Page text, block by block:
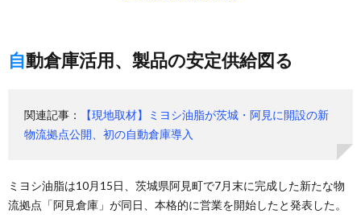
自動倉庫活用、製品の安定供給図る
関連記事：
【現地取材】ミヨシ油脂が茨城・阿見に開設の新
物流拠点公開、初の自動倉庫導入
ミヨシ油脂は10月15日、茨城県阿見町で7月末に完成した新たな物
流拠点「阿見倉庫」が同日、本格的に営業を開始したと発表した。